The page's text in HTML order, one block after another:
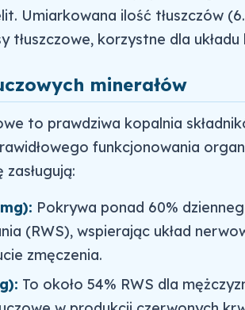
Umiarkowana ilość tłuszczów
tłuszczowe, korzystne dla układu
minerałów
to prawdziwa kopalnia
funkcjonowania
Pokrywa ponad 60%
(RWS), wspierając układ
zmęczenia.
To około 54% RWS dla